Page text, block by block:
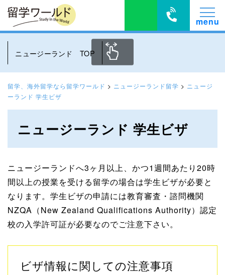
ニュージーランド TOP
留学、海外留学なら留学ワールド > ニュージーランド留学 > ニュージ
ーランド 学生ビザ
ニュージーランド 学生ビザ
ニュージーランドへ3ヶ月以上、かつ1週間あたり20時
間以上の授業を受ける留学の場合は学生ビザが必要と
なります。学生ビザの申請には教育審査・諮問機関
NZQA（New Zealand Qualifications Authority）認定
校の入学許可証が必要なのでご注意下さい。
ビザ情報に関しての注意事項